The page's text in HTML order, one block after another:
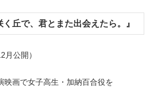
く丘で、君とまた出会えたら。』
月公開）
映画で女子高生・加納百合役を